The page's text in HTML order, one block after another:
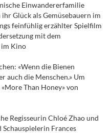
Einwandererfamilie
Glück als Gemüsebauern im
feinfühlig erzählter Spielfilm
mit dem
im Kino
«Wenn die Bienen
auch die Menschen.» Um
Than Honey» von
Regisseurin Chloé Zhao und
Frances